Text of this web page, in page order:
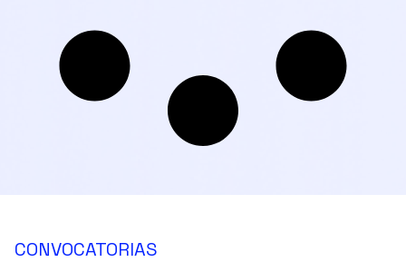
CONVOCATORIAS